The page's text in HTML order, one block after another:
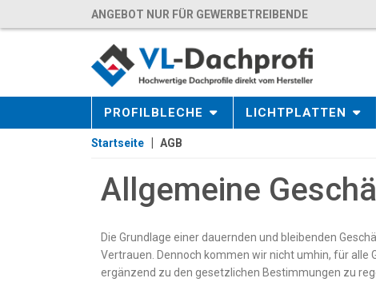
ANGEBOT NUR FÜR GEWERBETREIBENDE
PROFILBLECHE LICHTPLATTEN
Startseite AGB
Allgemeine
Die Grundlage einer dauernden und bleibenden
Vertrauen. Dennoch kommen wir nicht umhin, für alle
ergänzend zu den gesetzlichen Bestimmungen zu